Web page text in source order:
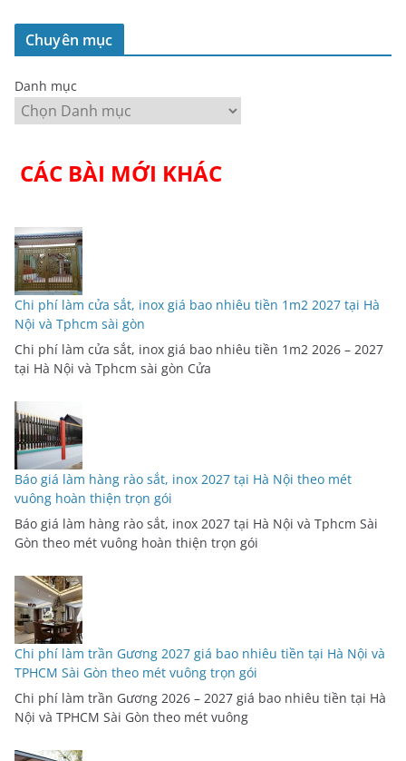
Chuyên mục
Danh mục
CÁC BÀI MỚI KHÁC
Chi phí làm cửa sắt, inox giá bao nhiêu tiền 1m2 2027 tại Hà
Nội và Tphcm sài gòn
Chi phí làm cửa sắt, inox giá bao nhiêu tiền 1m2 2026 – 2027
tại Hà Nội và Tphcm sài gòn Cửa
Báo giá làm hàng rào sắt, inox 2027 tại Hà Nội theo mét
vuông hoàn thiện trọn gói
Báo giá làm hàng rào sắt, inox 2027 tại Hà Nội và Tphcm Sài
Gòn theo mét vuông hoàn thiện trọn gói
Chi phí làm trần Gương 2027 giá bao nhiêu tiền tại Hà Nội và
TPHCM Sài Gòn theo mét vuông trọn gói
Chi phí làm trần Gương 2026 – 2027 giá bao nhiêu tiền tại Hà
Nội và TPHCM Sài Gòn theo mét vuông